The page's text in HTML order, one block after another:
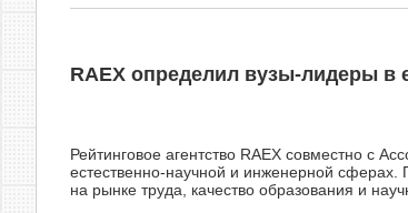
RAEX определил вузы-лидеры в
Рейтинговое агентство RAEX совместно с
естественно-научной и инженерной сферах.
на рынке труда, качество образования и